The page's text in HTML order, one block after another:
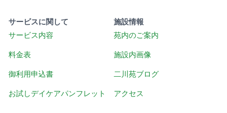
サービスに関して
サービス内容
料金表
御利用申込書
お試しデイケアパンフレット
施設情報
苑内のご案内
施設内画像
二川苑ブログ
アクセス